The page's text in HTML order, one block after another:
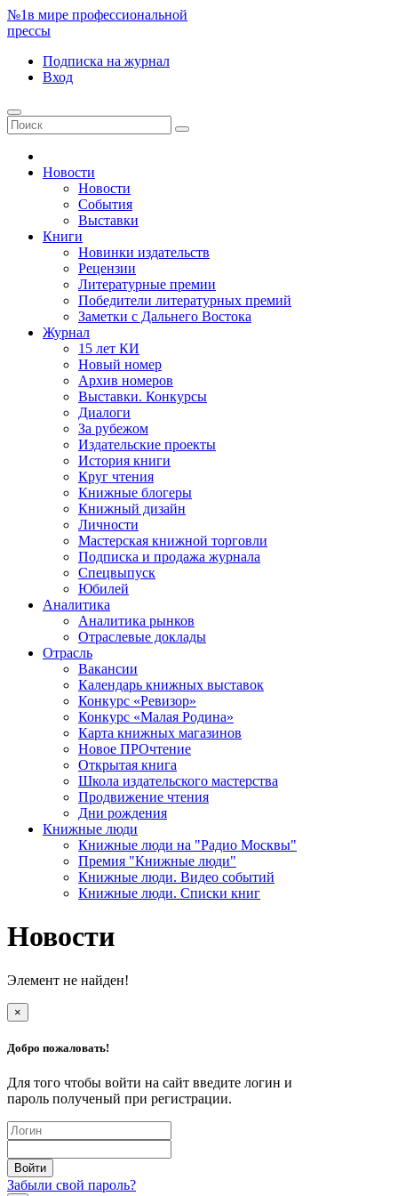
№1в мире профессиональной
прессы
Подписка на журнал
Вход
Новости
Новости
События
Выставки
Книги
Новинки издательств
Рецензии
Литературные премии
Победители литературных премий
Заметки с Дальнего Востока
Журнал
15 лет КИ
Новый номер
Архив номеров
Выставки. Конкурсы
Диалоги
За рубежом
Издательские проекты
История книги
Круг чтения
Книжные блогеры
Книжный дизайн
Личности
Мастерская книжной торговли
Подписка и продажа журнала
Спецвыпуск
Юбилей
Аналитика
Аналитика рынков
Отраслевые доклады
Отрасль
Вакансии
Календарь книжных выставок
Конкурс «Ревизор»
Конкурс «Малая Родина»
Карта книжных магазинов
Новое ПРОчтение
Открытая книга
Школа издательского мастерства
Продвижение чтения
Дни рождения
Книжные люди
Книжные люди на "Радио Москвы"
Премия "Книжные люди"
Книжные люди. Видео событий
Книжные люди. Списки книг
Новости
Элемент не найден!
×
Добро пожаловать!
Для того чтобы войти на сайт введите логин и
пароль полученый при регистрации.
Забыли свой пароль?